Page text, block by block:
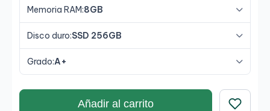
multitarea. Supantalla de 15,6 pulgadas Full HD
antirreflejomejora la comodidad visual durante
largas jornadas de trabajo, mientras que su
construcción robusta de la gama Latitude
garantiza durabilidad en uso profesional diario.
Memoria RAM:8GB
Disco duro:SSD 256GB
Grado:A+
Añadir al carrito